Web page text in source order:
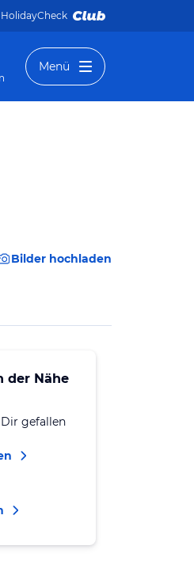
HolidayCheck
Menü
Bilder hochladen
der Nähe
gefallen